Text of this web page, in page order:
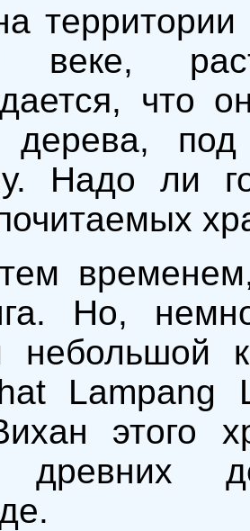
территории
что
дерева,
Надо ли
временем,
Но,
небольшой
Lampang
этого
древних